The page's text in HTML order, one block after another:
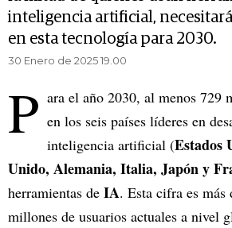
inteligencia artificial,
en esta tecnología para 2030.
30 Enero de 2025 19.00
P ara el año 2030, al menos 729
en los seis países líderes en
inteligencia artificial (Estados
Unido, Alemania, Italia, Japón y
herramientas de IA. Esta cifra es
millones de usuarios actuales a nivel